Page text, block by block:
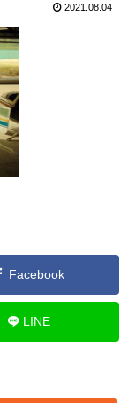
2021.08.04
Facebook
LINE